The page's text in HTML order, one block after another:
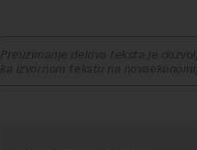
Preuzimanje delova teksta je
ka izvornom tekstu na